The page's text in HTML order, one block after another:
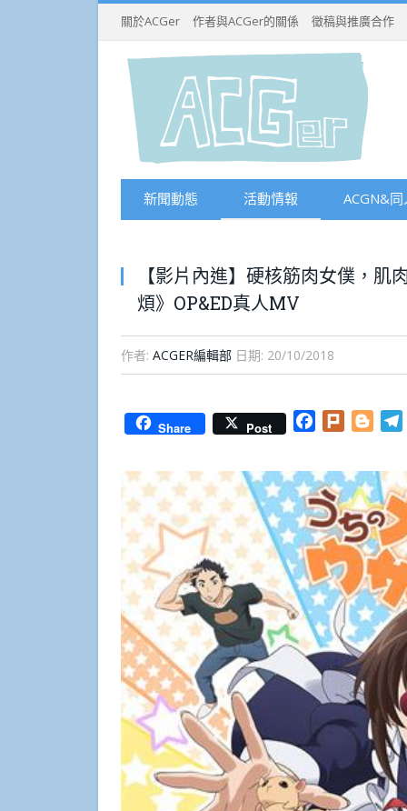
關於ACGer 作者與ACGer的關係 徵稿與推廣合作
新聞動態 活動情報 ACGN&同
【影片內進】硬核筋肉女僕，
煩》OP&ED真人MV
作者: ACGER編輯部 日期: 20/10/2018
Share Post Facebook
Plurk